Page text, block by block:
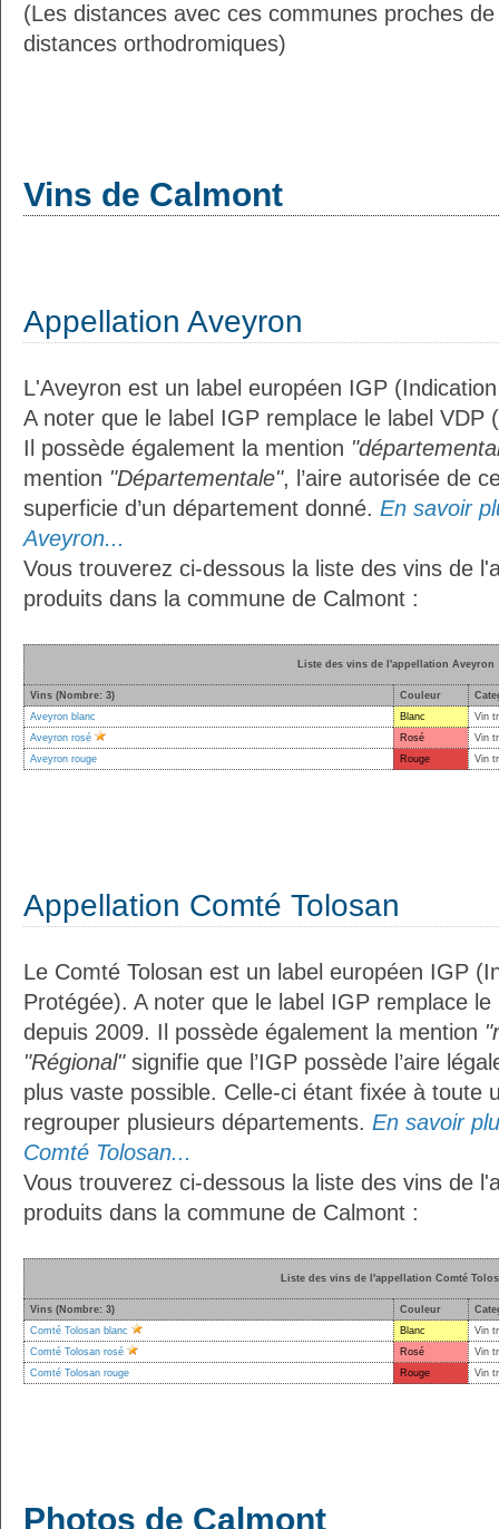
(Les distances avec ces communes proches
distances orthodromiques)
Vins de Calmont
Appellation Aveyron
L'Aveyron est un label européen IGP
A noter que le label IGP remplace le label VDP
Il possède également la mention
mention "Départementale", l’aire autorisée de
superficie d’un département donné. En savoir
Aveyron...
Vous trouverez ci-dessous la liste des vins de
produits dans la commune de Calmont :
Liste des vins de l'appellation Aveyron
Vins (Nombre: 3) Couleur
Aveyron blanc
Blanc
Vin
Aveyron rosé
Rosé
Vin
Aveyron rouge
Rouge Vin
Appellation Comté Tolosan
Le Comté Tolosan est un label européen IGP
Protégée). A noter que le label IGP remplace
depuis 2009. Il possède également la mention
"Régional"signifie que l’IGP possède l’aire
plus vaste possible. Celle-ci étant fixée à toute
regrouper plusieurs départements. En savoir
Comté Tolosan...
Vous trouverez ci-dessous la liste des vins de
produits dans la commune de Calmont :
Liste des vins de l'appellation Comté
Vins (Nombre: 3) Couleur
Comté Tolosan blanc
Blanc
Vin
Comté Tolosan rosé
Rosé
Vin
Comté Tolosan rouge
Rouge Vin
Photos de Calmont